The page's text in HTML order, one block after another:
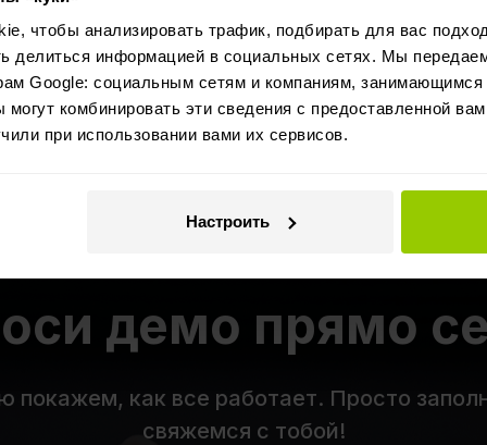
чтобы анализировать трафик, подбирать для вас
делиться информацией в социальных сетях. Мы
Google: социальным сетям и компаниям,
комбинировать эти сведения с предоставленной
при использовании вами их сервисов.
Настроить
систем, которых нет в списке?
крупных автопарков?
демо прямо
покажем, как все работает. Просто
свяжемся с тобой!